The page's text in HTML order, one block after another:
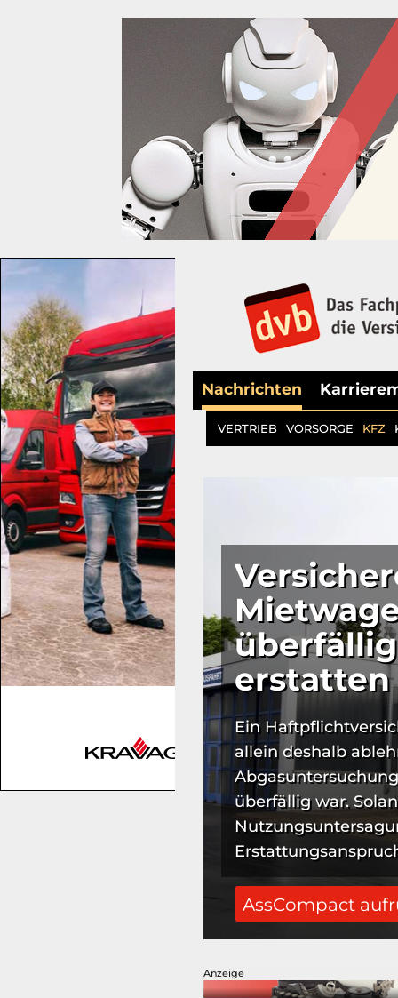
Nachrichten
VERTRIEB VORSORGE KFZ
erstatten
Ein
allein deshalb
überfällig war.
AssCompact
Anzeige